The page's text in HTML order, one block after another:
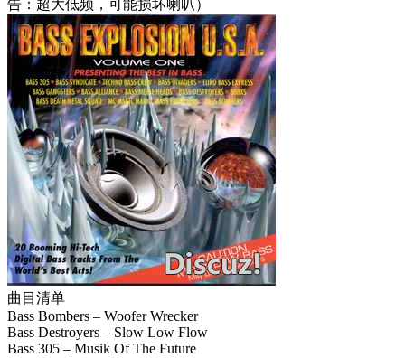
告：超大低频，可能损坏喇叭）
曲目清单
Bass Bombers – Woofer Wrecker
Bass Destroyers – Slow Low Flow
Bass 305 – Musik Of The Future